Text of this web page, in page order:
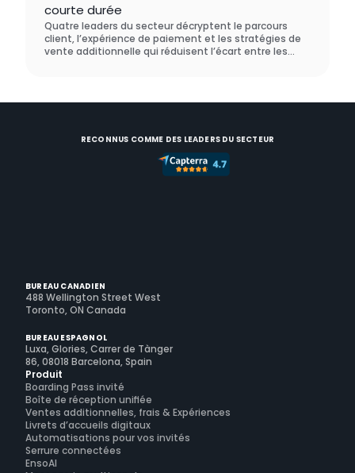
courte durée
Quatre leaders du secteur décryptent le parcours
client, l’expérience de paiement et les stratégies de
vente additionnelle qui réduisent l’écart entre les
RECONNUS COMME DES LEADERS DU SECTEUR
BUREAU CANADIEN
488 Wellington Street West
Toronto, ON Canada
BUREAU ESPAGNOL
Luxa, Glories, Carrer de Tànger
86, 08018 Barcelona, Spain
Produit
Boarding Pass invité
Boîte de réception unifiée
Ventes additionnelles, frais & Expériences
Livrets d’accueils digitaux
Automatisations pour vos invités
Serrure connectées
EnsoAI